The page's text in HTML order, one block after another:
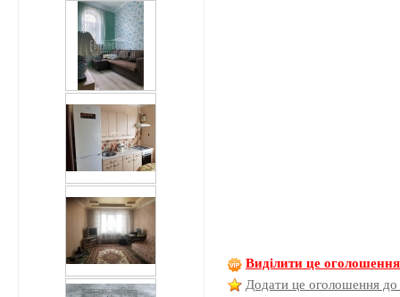
Виділити це оголошення
Додати це оголошення до